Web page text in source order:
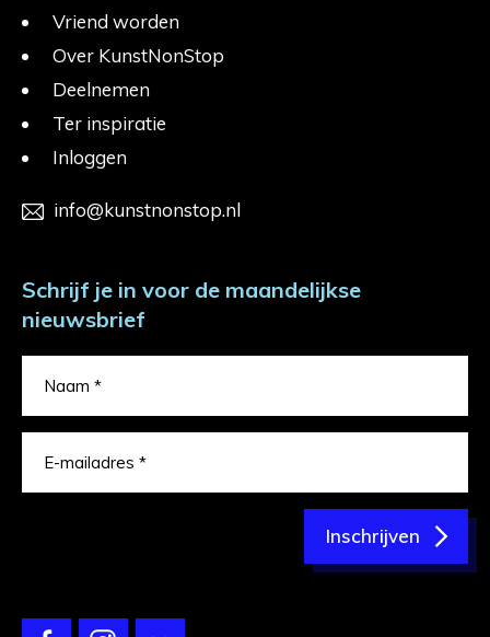
Vriend worden
Over KunstNonStop
Deelnemen
Ter inspiratie
Inloggen
info@kunstnonstop.nl
Schrijf je in voor de maandelijkse
nieuwsbrief
Inschrijven